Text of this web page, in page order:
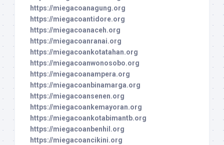
https://miegacoanagung.org
https://miegacoantidore.org
https://miegacoanaceh.org
https://miegacoanranai.org
https://miegacoankotatahan.org
https://miegacoanwonosobo.org
https://miegacoanampera.org
https://miegacoanbinamarga.org
https://miegacoansenen.org
https://miegacoankemayoran.org
https://miegacoankotabimantb.org
https://miegacoanbenhil.org
https://miegacoancikini.org